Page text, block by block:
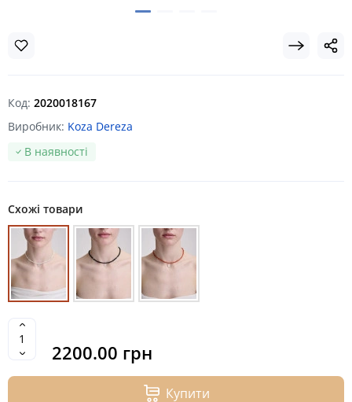
Код: 2020018167
Виробник: Koza Dereza
В наявності
Схожі товари
2200.00 грн
Купити